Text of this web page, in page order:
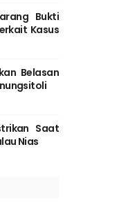
Bukti
Kasus
Belasan
Saat
Nias